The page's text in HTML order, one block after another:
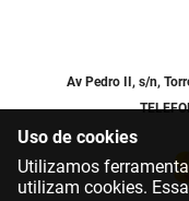
Av Pedro II, s/n,
Uso de cookies
Utilizamos
utilizam cookies.